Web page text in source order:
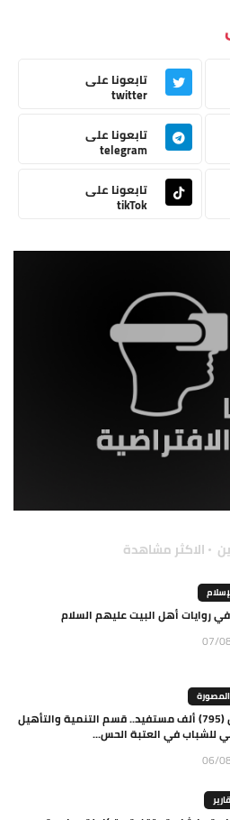
تابعونا على
twitter
تابعونا على
telegram
تابعونا على
tikTok
الاكثر مشاهدة
روايات أهل البيت عليهم السلام
07/
المصورة
بأكثر من (795) ألف مستفيد.. قسم التنمية والتأهيل
للشباب في العتبة الحس...
06/